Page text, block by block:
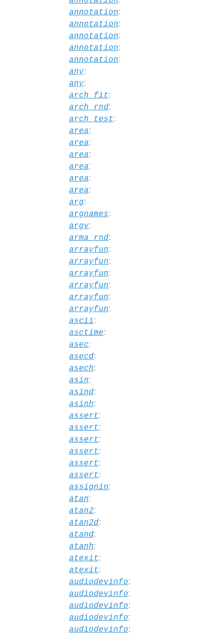
annotation:
annotation:
annotation:
annotation:
annotation:
any:
any:
arch_fit:
arch_rnd:
arch_test:
area:
area:
area:
area:
area:
area:
arg:
argnames:
argv:
arma_rnd:
arrayfun:
arrayfun:
arrayfun:
arrayfun:
arrayfun:
arrayfun:
ascii:
asctime:
asec:
asecd:
asech:
asin:
asind:
asinh:
assert:
assert:
assert:
assert:
assert:
assert:
assignin:
atan:
atan2:
atan2d:
atand:
atanh:
atexit:
atexit:
audiodevinfo:
audiodevinfo:
audiodevinfo:
audiodevinfo:
audiodevinfo: